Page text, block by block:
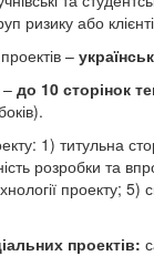
ризику або
–
–до 10 сторінок
1) титульна
розробки та
проектів: